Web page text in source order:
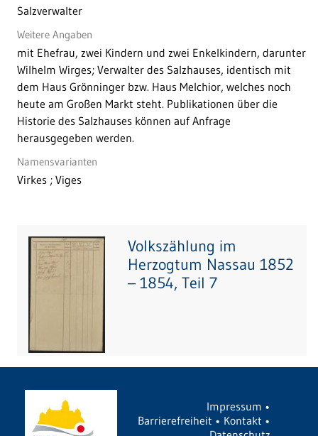
Salzverwalter
Weitere Angaben
mit Ehefrau, zwei Kindern und zwei Enkelkindern, darunter
Wilhelm Wirges; Verwalter des Salzhauses, identisch mit
dem Haus Grönninger bzw. Haus Melchior, welches noch
heute am Großen Markt steht. Publikationen über die
Historie des Salzhauses können auf Anfrage
herausgegeben werden.
Namensvarianten
Virkes ; Viges
Volkszählung im
Herzogtum Nassau 1852
– 1854, Teil 7
Impressum •
Barrierefreiheit • Kontakt •